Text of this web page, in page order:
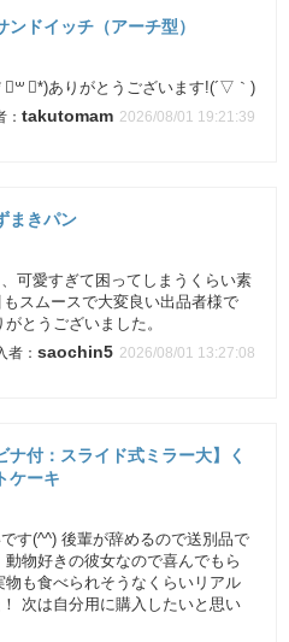
ンドイッチ（アーチ型）
॑꒳ ॑*)ありがとうございます!(´▽｀)
takutomam 2026/08/01 19:21:39
まきパン
可愛すぎて困ってしまうくらい素
スムースで大変良い出品者様で
とうございました。
saochin5 2026/08/01 13:27:08
ナ付：スライド式ミラー大】く
ケーキ
す(^^) 後輩が辞めるので送別品で
物好きの彼女なので喜んでもら
物も食べられそうなくらいリアル
次は自分用に購入したいと思い